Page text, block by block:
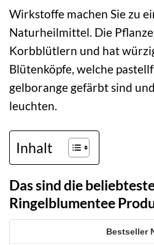
Wirkstoffe machen Sie zu
Naturheilmittel. Die
Korbblütlern und hat
Blütenköpfe, welche
gelborange gefärbt sind
leuchten.
Inhalt
Das sind die
Ringelblumentee